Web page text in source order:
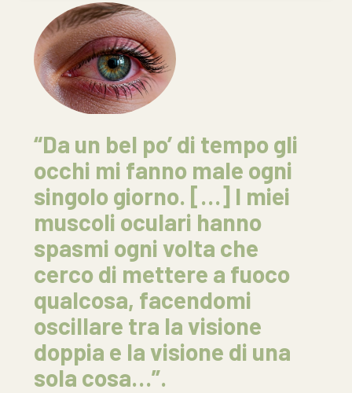
“Da un bel po’ di tempo gli
occhi mi fanno male ogni
singolo giorno. […] I miei
muscoli oculari hanno
spasmi ogni volta che
cerco di mettere a fuoco
qualcosa, facendomi
oscillare tra la visione
doppia e la visione di una
sola cosa…”.